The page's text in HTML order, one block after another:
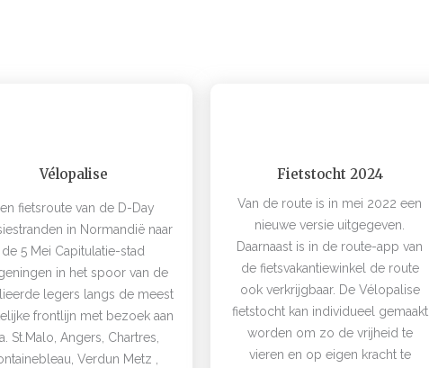
Vélopalise
fietsroute van de D-Day
in Normandië naar
de 5 Mei Capitulatie-stad
in het spoor van de
legers langs de meest
frontlijn met bezoek aan
St.Malo, Angers, Chartres,
Verdun Metz ,
Fietstocht 2024
Van de route is in mei 2022 een
nieuwe versie uitgegeven.
Daarnaast is in de route-app van
de fietsvakantiewinkel de route
ook verkrijgbaar. De Vélopalise
fietstocht kan individueel gemaakt
worden om zo de vrijheid te
vieren en op eigen kracht te